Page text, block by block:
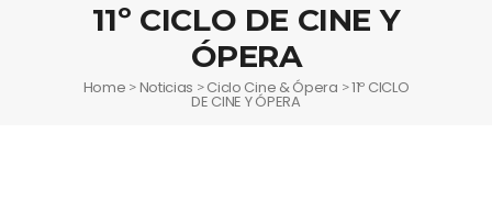
11º CICLO DE CINE Y
ÓPERA
Home >Noticias >Ciclo Cine & Ópera >11º CICLO
DE CINE Y ÓPERA